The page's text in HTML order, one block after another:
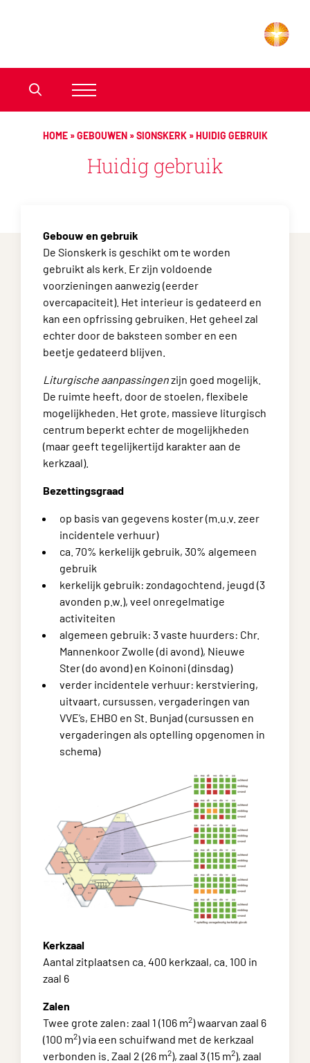
HOME»GEBOUWEN»SIONSKERK»HUIDIG GEBRUIK
Huidig gebruik
Gebouw en gebruik
De Sionskerk is geschikt om te worden
gebruikt als kerk. Er zijn voldoende
voorzieningen aanwezig (eerder
overcapaciteit). Het interieur is gedateerd en
kan een opfrissing gebruiken. Het geheel zal
echter door de baksteen somber en een
beetje gedateerd blijven.
Liturgische aanpassingenzijn goed mogelijk.
De ruimte heeft, door de stoelen, flexibele
mogelijkheden. Het grote, massieve liturgisch
centrum beperkt echter de mogelijkheden
(maar geeft tegelijkertijd karakter aan de
kerkzaal).
Bezettingsgraad
op basis van gegevens koster (m.u.v. zeer
incidentele verhuur)
ca. 70% kerkelijk gebruik, 30% algemeen
gebruik
kerkelijk gebruik: zondagochtend, jeugd (3
avonden p.w.), veel onregelmatige
activiteiten
algemeen gebruik: 3 vaste huurders: Chr.
Mannenkoor Zwolle (di avond), Nieuwe
Ster (do avond) en Koinoni (dinsdag)
verder incidentele verhuur: kerstviering,
uitvaart, cursussen, vergaderingen van
VVE’s, EHBO en St. Bunjad (cursussen en
vergaderingen als optelling opgenomen in
schema)
Kerkzaal
Aantal zitplaatsen ca. 400 kerkzaal, ca. 100 in
zaal 6
Zalen
Twee grote zalen: zaal 1 (106 m2) waarvan zaal 6
(100 m2) via een schuifwand met de kerkzaal
verbonden is. Zaal 2 (26 m2), zaal 3 (15 m2), zaal